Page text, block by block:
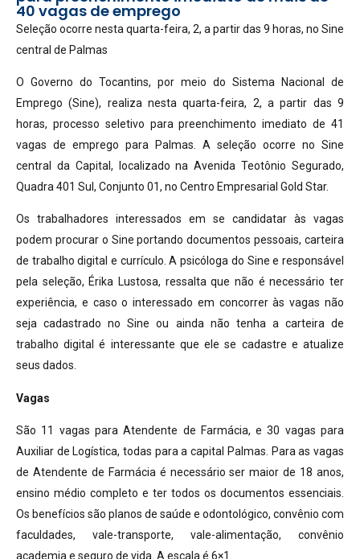
40 vagas de emprego
Seleção ocorre nesta quarta-feira, 2, a partir das 9 horas, no Sine
central de Palmas
O Governo do Tocantins, por meio do Sistema Nacional de
Emprego (Sine), realiza nesta quarta-feira, 2, a partir das 9
horas, processo seletivo para preenchimento imediato de 41
vagas de emprego para Palmas. A seleção ocorre no Sine
central da Capital, localizado na Avenida Teotônio Segurado,
Quadra 401 Sul, Conjunto 01, no Centro Empresarial Gold Star.
Os trabalhadores interessados em se candidatar às vagas
podem procurar o Sine portando documentos pessoais, carteira
de trabalho digital e currículo. A psicóloga do Sine e responsável
pela seleção, Érika Lustosa, ressalta que não é necessário ter
experiência, e caso o interessado em concorrer às vagas não
seja cadastrado no Sine ou ainda não tenha a carteira de
trabalho digital é interessante que ele se cadastre e atualize
seus dados.
Vagas
São 11 vagas para Atendente de Farmácia, e 30 vagas para
Auxiliar de Logística, todas para a capital Palmas. Para as vagas
de Atendente de Farmácia é necessário ser maior de 18 anos,
ensino médio completo e ter todos os documentos essenciais.
Os benefícios são planos de saúde e odontológico, convênio com
faculdades, vale-transporte, vale-alimentação, convênio
academia e seguro de vida. A escala é 6×1.